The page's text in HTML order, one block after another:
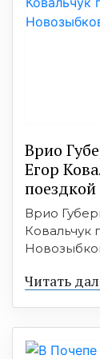
Врио
Егор
Врио
Ковальчук
Читать